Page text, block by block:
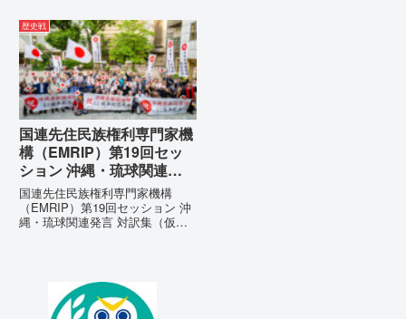
歴史戦
国連先住民族権利専門家機
構（EMRIP）第19回セッ
ション 沖縄・琉球関連発
言 対訳集（仮訳）
国連先住民族権利専門家機構
（EMRIP）第19回セッション 沖
縄・琉球関連発言 対訳集（仮
定、PFAS（有機フッ素化合物）
問題、米軍基地、伝統文化（...